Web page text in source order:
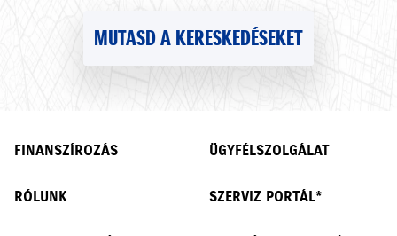
MUTASD A KERESKEDÉSEKET
FINANSZÍROZÁS ÜGYFÉLSZOLGÁLAT
RÓLUNK SZERVIZ PORTÁL*